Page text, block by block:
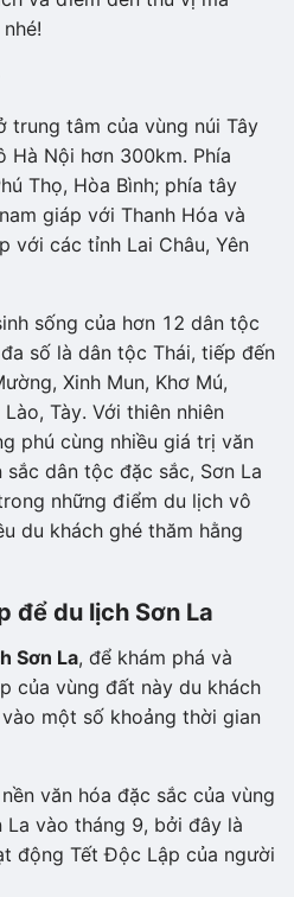
trung tâm của vùng núi Tây
Hà Nội hơn 300km. Phía
Thọ, Hòa Bình; phía tây
giáp với Thanh Hóa và
với các tỉnh Lai Châu, Yên
sống của hơn 12 dân tộc
số là dân tộc Thái, tiếp đến
Xinh Mun, Khơ Mú,
Tày. Với thiên nhiên
phú cùng nhiều giá trị văn
dân tộc đặc sắc, Sơn La
những điểm du lịch vô
du khách ghé thăm hằng
để du lịch Sơn La
Sơn La, để khám phá và
của vùng đất này du khách
một số khoảng thời gian
văn hóa đặc sắc của vùng
La vào tháng 9, bởi đây là
động Tết Độc Lập của người